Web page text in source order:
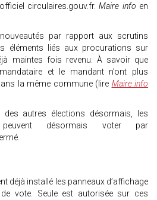
circulaires.gouv.fr.Maire info en
par rapport aux scrutins
éléments liés aux procurations sur
maintes fois revenu. À savoir que
et le mandant n’ont plus
la même commune (lire Maire info
autres élections désormais, les
peuvent désormais voter par
déjà installé les panneaux d’affichage
vote. Seule est autorisée sur ces